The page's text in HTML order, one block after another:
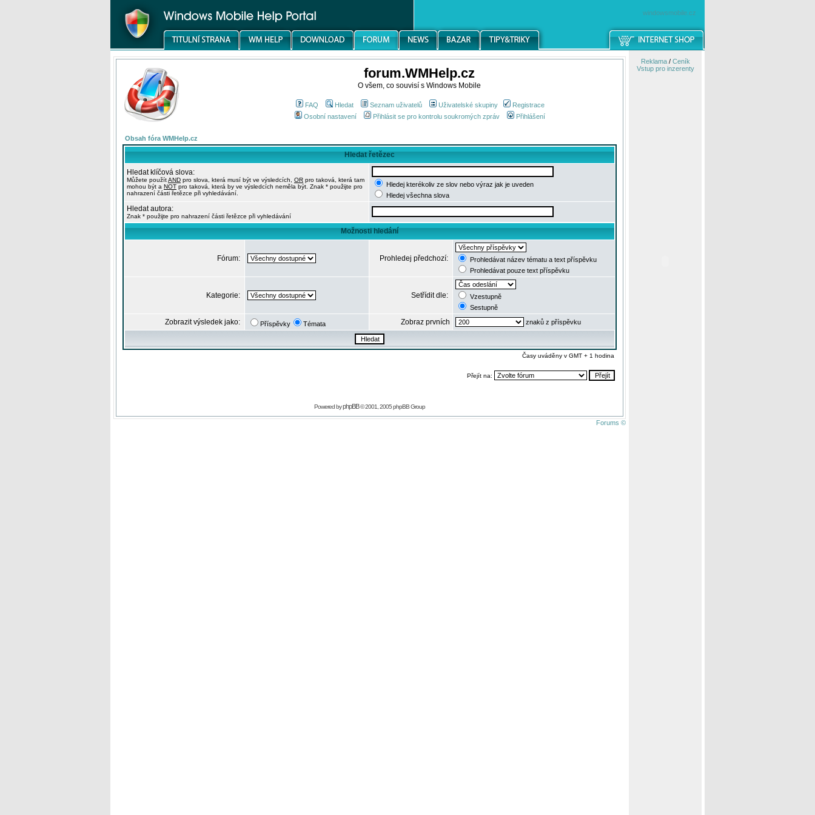
windowsmobile.cz
forum.WMHelp.cz
O všem, co souvisí s Windows Mobile
FAQ Hledat Seznam uživatelů Uživatelské skupiny
Registrace
Osobní nastavení
Přihlásit se pro kontrolu soukromých zpráv Přihlášení
Obsah fóra WMHelp.cz
Hledat řetězec
Hledat klíčová slova:
Můžete použítAND pro slova, která musí být ve výsledcích, OR pro taková, která tam
mohou být a NOT pro taková, která by ve výsledcích neměla být. Znak * použijte pro
nahrazení části řetězce při vyhledávání.
Hledej kterékoliv ze slov nebo výraz jak je uveden
Hledej všechna slova
Hledat autora:
Znak * použijte pro nahrazení části řetězce při vyhledávání
Možnosti hledání
Fórum: Prohledej předchozí:
Prohledávat název tématu a text příspěvku
Prohledávat pouze text příspěvku
Kategorie: Setřídit dle:
Vzestupně
Sestupně
Zobrazit výsledek jako: Příspěvky Témata Zobraz prvních znaků z příspěvku
Časy uváděny v GMT + 1 hodina
Přejít na:
Powered byphpBB© 2001, 2005 phpBB Group
Forums ©
Reklama/ Ceník
Vstup pro inzerenty